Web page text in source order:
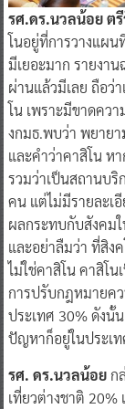
รศ.ดร.นวลน้อย ต
โนอยู่ที่การวางแผ
มีเยอะมาก รายงา
ผ่านแล้วมีเลย ถือว่
โน เพราะมีขาดคว
งกมธ.พบว่า พยาย
และคำว่าคาสิโน ห
รวมว่าเป็นสถานบริ
คน แต่ไม่มีรายละเ
ผลกระทบกับสังคม
และอย่าลืมว่า ที่สิง
ไม่ใช่คาสิโน คาสิโ
การปรับกฎหมายค
ประเทศ 30% ดังนั้
ปัญหาก็อยู่ในประเ
รศ. ดร.นวลน้อยก
เที่ยวต่างชาติ